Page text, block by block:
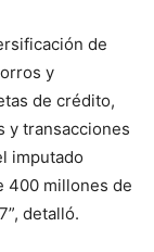
de
y
de crédito,
y transacciones
imputado
400 millones de
detalló.